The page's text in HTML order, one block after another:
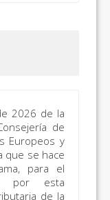
2026 de la
de
Europeos y
que se hace
para el
por esta
de la